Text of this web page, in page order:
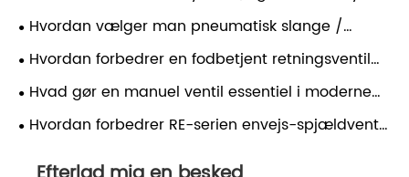
det noget i moderne industrielle applikationer?
Hvordan vælger man pneumatisk slange /
luftslange?
Hvordan forbedrer en fodbetjent retningsventil
industriel effektivitet?
Hvad gør en manuel ventil essentiel i moderne
industrielle systemer?
Hvordan forbedrer RE-serien envejs-spjældventil